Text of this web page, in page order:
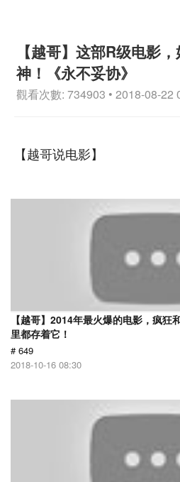
【越哥】这部R级电影
神！《永不妥协》
觀看次數: 734903 • 2018-08-22
【越哥说电影】
【越哥】2014年最火爆的电影，疯狂
里都存着它！
# 649
2018-10-16 08:30